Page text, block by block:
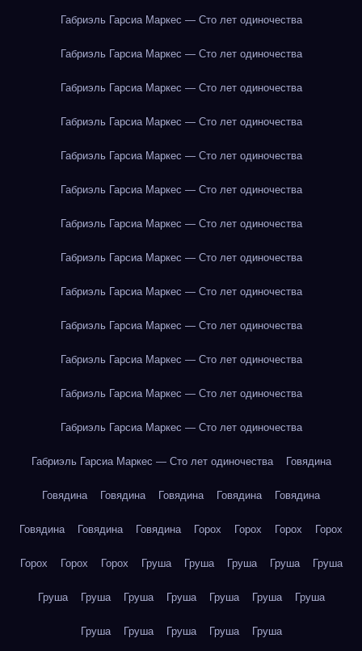
Габриэль Гарсиа Маркес — Сто лет одиночества
Габриэль Гарсиа Маркес — Сто лет одиночества
Габриэль Гарсиа Маркес — Сто лет одиночества
Габриэль Гарсиа Маркес — Сто лет одиночества
Габриэль Гарсиа Маркес — Сто лет одиночества
Габриэль Гарсиа Маркес — Сто лет одиночества
Габриэль Гарсиа Маркес — Сто лет одиночества
Габриэль Гарсиа Маркес — Сто лет одиночества
Габриэль Гарсиа Маркес — Сто лет одиночества
Габриэль Гарсиа Маркес — Сто лет одиночества
Габриэль Гарсиа Маркес — Сто лет одиночества
Габриэль Гарсиа Маркес — Сто лет одиночества
Габриэль Гарсиа Маркес — Сто лет одиночества
Габриэль Гарсиа Маркес — Сто лет одиночества Говядина
Говядина Говядина Говядина Говядина Говядина
Говядина Говядина Говядина Горох Горох Горох Горох
Горох Горох Горох Груша Груша Груша Груша Груша
Груша Груша Груша Груша Груша Груша Груша
Груша Груша Груша Груша Груша